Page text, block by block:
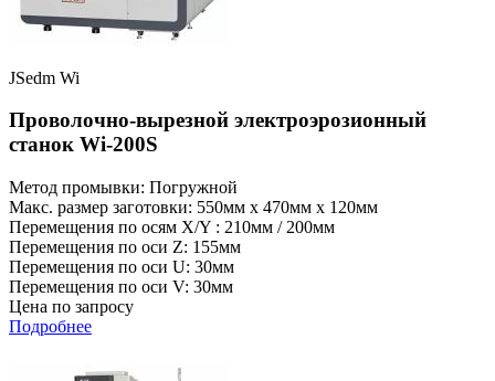
JSedm Wi
Проволочно-вырезной электроэрозионный
станок Wi-200S
Метод промывки: Погружной
Макс. размер заготовки: 550мм x 470мм x 120мм
Перемещения по осям X/Y : 210мм / 200мм
Перемещения по оси Z: 155мм
Перемещения по оси U: 30мм
Перемещения по оси V: 30мм
Цена по запросу
Подробнее